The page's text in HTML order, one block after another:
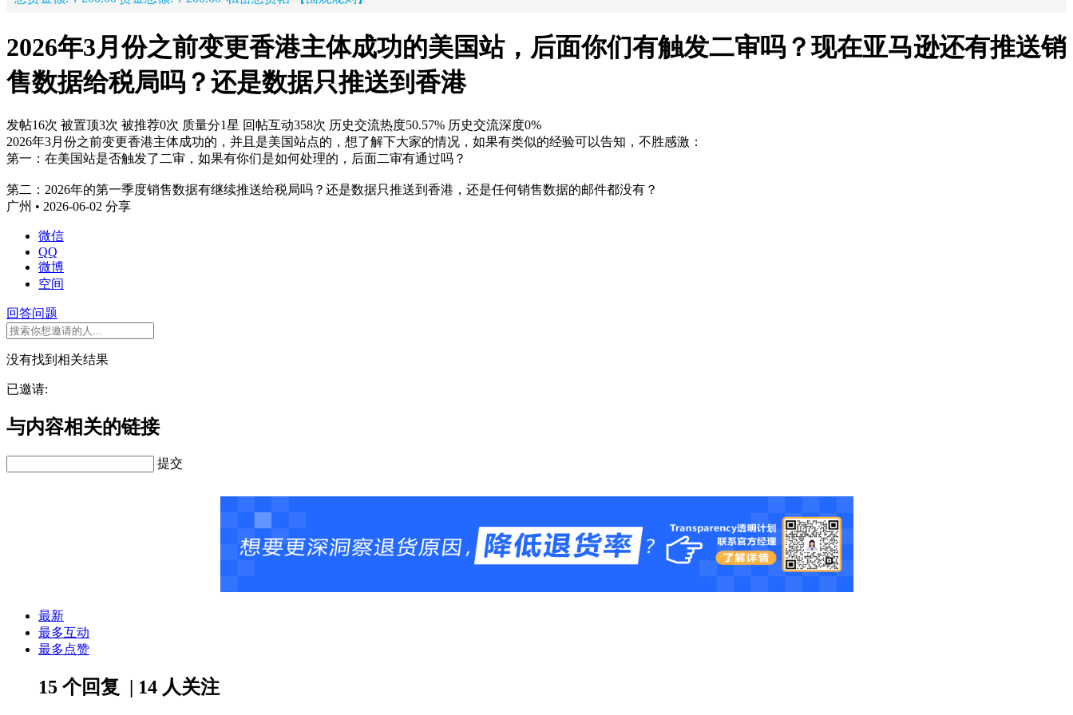
2026年3月份之前变更香港主体成功的美国站，后面你们有触发二审吗？现在亚马逊还有推送销
售数据给税局吗？还是数据只推送到香港
发帖16次 被置顶3次 被推荐0次 质量分1星 回帖互动358次 历史交流热度50.57% 历史交流深度0%
2026年3月份之前变更香港主体成功的，并且是美国站点的，想了解下大家的情况，如果有类似的经验可以告知，不胜感激：
第一：在美国站是否触发了二审，如果有你们是如何处理的，后面二审有通过吗？
第二：2026年的第一季度销售数据有继续推送给税局吗？还是数据只推送到香港，还是任何销售数据的邮件都没有？
广州 • 2026-06-02 分享
微信
QQ
微博
空间
回答问题
没有找到相关结果
已邀请:
与内容相关的链接
提交
最新
最多互动
最多点赞
15 个回复 | 14 人关注